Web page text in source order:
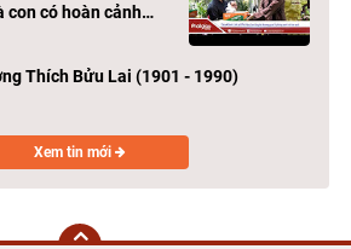
con có hoàn cảnh
Thích Bửu Lai (1901 - 1990)
Xem tin mới